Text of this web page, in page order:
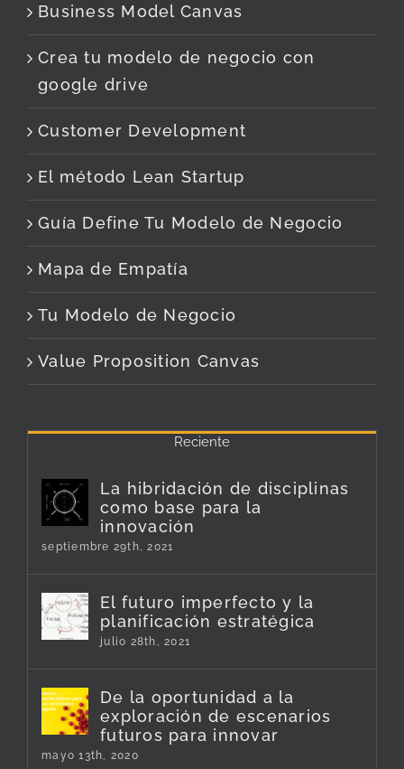
Business Model Canvas
Crea tu modelo de negocio con
google drive
Customer Development
El método Lean Startup
Guía Define Tu Modelo de Negocio
Mapa de Empatía
Tu Modelo de Negocio
Value Proposition Canvas
Reciente
La hibridación de disciplinas
como base para la
innovación
septiembre 29th, 2021
El futuro imperfecto y la
planificación estratégica
julio 28th, 2021
De la oportunidad a la
exploración de escenarios
futuros para innovar
mayo 13th, 2020